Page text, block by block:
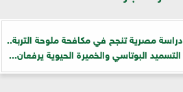
دراسة مصرية تنجح في مكافحة ملوحة التربة..
التسميد البوتاسي والخميرة الحيوية يرفعان...